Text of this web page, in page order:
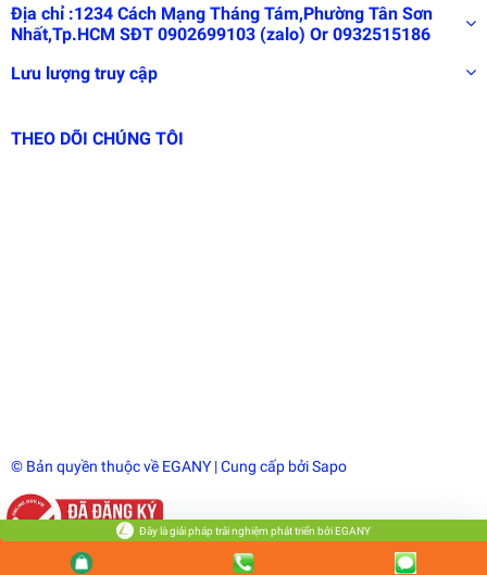
Địa chỉ :1234 Cách Mạng Tháng Tám,Phường Tân Sơn
Nhất,Tp.HCM SĐT 0902699103 (zalo) Or 0932515186
Lưu lượng truy cập
THEO DÕI CHÚNG TÔI
© Bản quyền thuộc về EGANY | Cung cấp bởiSapo
Đây là giải pháp trải nghiệm phát triển bởi EGANY